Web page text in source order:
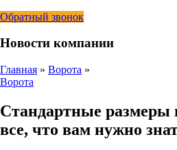
Обратный звонок
Новости компании
Главная » Ворота »
Ворота
Стандартные размеры
все, что вам нужно